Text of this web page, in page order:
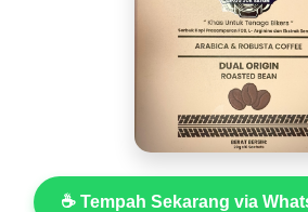
☕ Tempah Sekarang via